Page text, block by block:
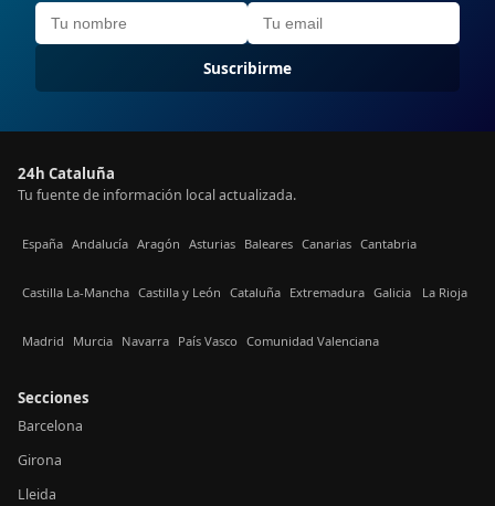
Suscribirme
24h Cataluña
Tu fuente de información local actualizada.
España Andalucía Aragón Asturias Baleares Canarias Cantabria
Castilla La-Mancha Castilla y León Cataluña Extremadura Galicia La Rioja
Madrid Murcia Navarra País Vasco Comunidad Valenciana
Secciones
Barcelona
Girona
Lleida